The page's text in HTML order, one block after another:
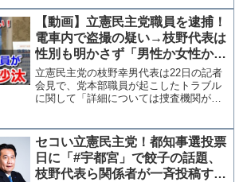
支配がなぜ崩壊しないか不思議だが、日
本の自民党支持の同...
【動画】立憲民主党職員を逮捕！
電車内で盗撮の疑い→枝野代表は
性別も明かさず「男性か女性かと
分ける時代ではない」不敵な笑み
立憲民主党の枝野幸男代表は22日の記者
会見で、党本部職員が起こしたトラブル
に関して「詳細については捜査機関が最
する」と詳細を明かさなかった。 トラ
ブルは21日の夜に福山...
セコい立憲民主党！都知事選投票
日に「#宇都宮」で餃子の話題、
枝野代表ら関係者が一斉投稿する